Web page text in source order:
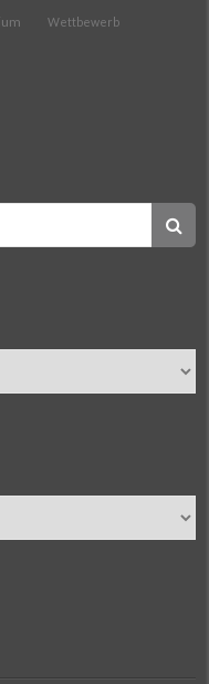
Wettbewerb